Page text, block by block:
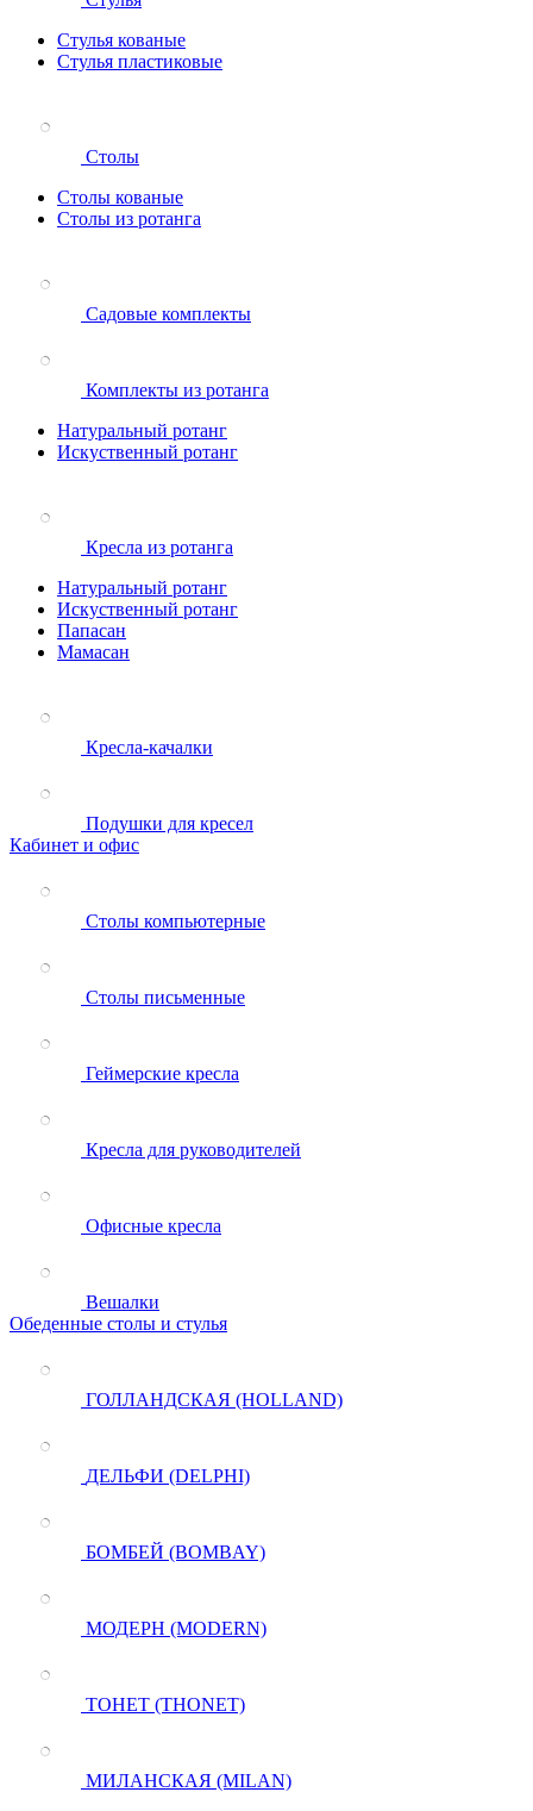
Стулья кованые
Стулья пластиковые
Столы
Столы кованые
Столы из ротанга
Садовые комплекты
Комплекты из ротанга
Натуральный ротанг
Искуственный ротанг
Кресла из ротанга
Натуральный ротанг
Искуственный ротанг
Папасан
Мамасан
Кресла-качалки
Подушки для кресел
Кабинет и офис
Столы компьютерные
Столы письменные
Геймерские кресла
Кресла для руководителей
Офисные кресла
Вешалки
Обеденные столы и стулья
ГОЛЛАНДСКАЯ (HOLLAND)
ДЕЛЬФИ (DELPHI)
БОМБЕЙ (BOMBAY)
МОДЕРН (MODERN)
ТОНЕТ (THONET)
МИЛАНСКАЯ (MILAN)